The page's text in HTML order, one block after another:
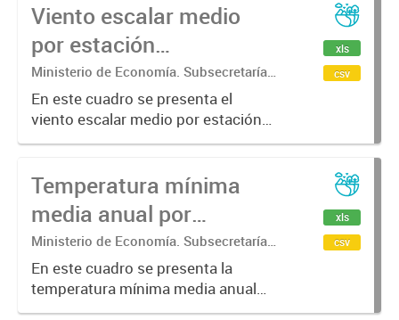
Viento escalar medio
por estación
meteorológica.
Ministerio de Economía. Subsecretaría
de Coordinación Económica y
Estadística. Dirección Provincial de
Estadística.
En este cuadro se presenta el
viento escalar medio por estación
meteorológica y por año
xls
csv
Temperatura mínima
media anual por
estación meteorológica.
Ministerio de Economía. Subsecretaría
de Coordinación Económica y
Estadística. Dirección Provincial de
Estadística.
En este cuadro se presenta la
temperatura mínima media anual
por estación meteorológica y por
xls
csv